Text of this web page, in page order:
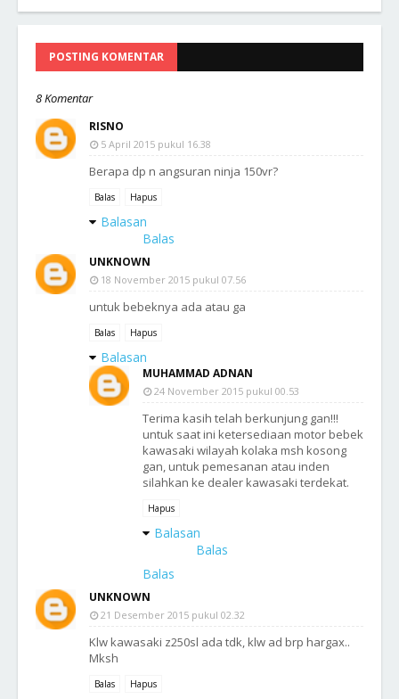
POSTING KOMENTAR
8 Komentar
RISNO
5 April 2015 pukul 16.38
Berapa dp n angsuran ninja 150vr?
Balas Hapus
Balasan
Balas
UNKNOWN
18 November 2015 pukul 07.56
untuk bebeknya ada atau ga
Balas Hapus
Balasan
MUHAMMAD ADNAN
24 November 2015 pukul 00.53
Terima kasih telah berkunjung gan!!!
untuk saat ini ketersediaan motor bebek
kawasaki wilayah kolaka msh kosong
gan, untuk pemesanan atau inden
silahkan ke dealer kawasaki terdekat.
Hapus
Balasan
Balas
Balas
UNKNOWN
21 Desember 2015 pukul 02.32
Klw kawasaki z250sl ada tdk, klw ad brp hargax..
Mksh
Balas Hapus